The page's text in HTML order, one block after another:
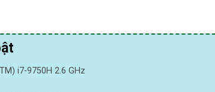
i7-9750H 2.6 GHz